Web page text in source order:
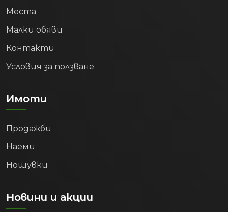
Места
Малки обяви
Контакти
Условия за ползване
Имоти
Продажби
Наеми
Нощувки
Новини и акции